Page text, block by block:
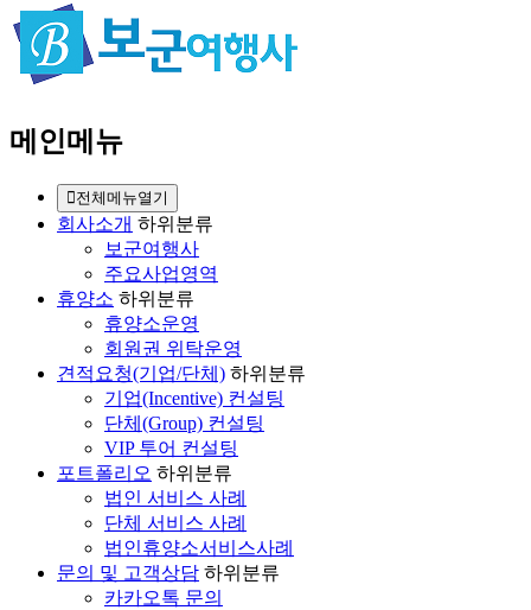
메인메뉴
전체메뉴열기
회사소개 하위분류
보군여행사
주요사업영역
휴양소 하위분류
휴양소운영
회원권 위탁운영
견적요청(기업/단체) 하위분류
기업(Incentive) 컨설팅
단체(Group) 컨설팅
VIP 투어 컨설팅
포트폴리오 하위분류
법인 서비스 사례
단체 서비스 사례
법인휴양소서비스사례
문의 및 고객상담 하위분류
카카오톡 문의